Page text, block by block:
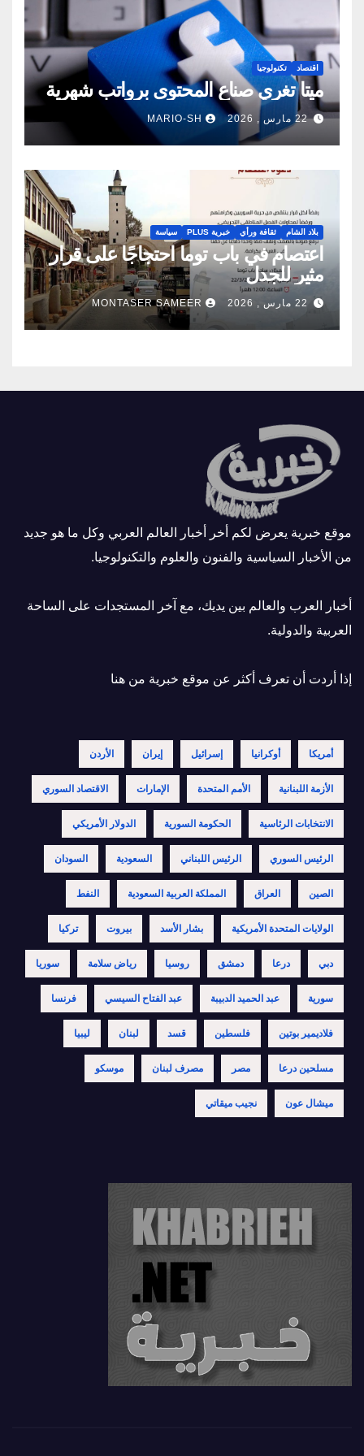
اقتصاد تكنولوجيا
ميتا تغري صناع المحتوى برواتب شهرية
22 مارس , 2026 MARIO-SH
بلاد الشام ثقافة ورأي خبرية PLUS سياسة
اعتصام في باب توما احتجاجًا على قرار
مثير للجدل
22 مارس , 2026 MONTASER SAMEER
موقع خبرية يعرض لكم أخر أخبار العالم العربي وكل ما هو جديد
من الأخبار السياسية والفنون والعلوم والتكنولوجيا.
أخبار العرب والعالم بين يديك، مع آخر المستجدات على الساحة
العربية والدولية.
إذا أردت أن تعرف أكثر عن موقع خبرية من هنا
أمريكا أوكرانيا إسرائيل إيران الأردن
الأزمة اللبنانية الأمم المتحدة الإمارات الاقتصاد السوري
الانتخابات الرئاسية الحكومة السورية الدولار الأمريكي
الرئيس السوري الرئيس اللبناني السعودية السودان
الصين العراق المملكة العربية السعودية النفط
الولايات المتحدة الأمريكية بشار الأسد بيروت تركيا
دبي درعا دمشق روسيا رياض سلامة سوريا
سورية عبد الحميد الدبيبة عبد الفتاح السيسي فرنسا
فلاديمير بوتين فلسطين قسد لبنان ليبيا
مسلحين درعا مصر مصرف لبنان موسكو
ميشال عون نجيب ميقاتي